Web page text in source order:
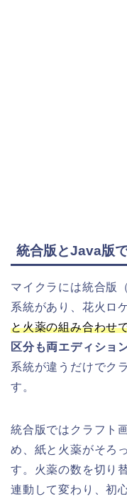
統合版とJava版
マイクラには統合版
系統があり、花火ロ
と火薬の組み合わせ
区分も両エディショ
系統が違うだけでク
す。
統合版ではクラフト
め、紙と火薬がそろ
す。火薬の数を切り
連動して変わり、初